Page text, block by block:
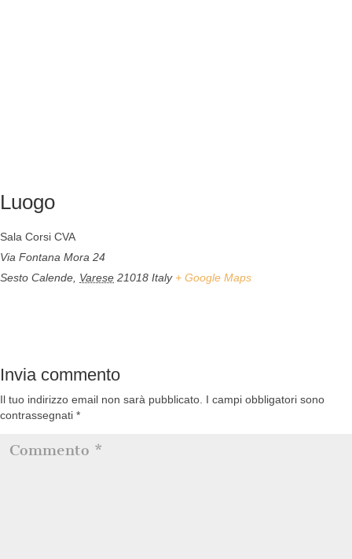
Luogo
Sala Corsi CVA
Via Fontana Mora 24
Sesto Calende Varese 21018 Italy + Google Maps
Invia commento
Il tuo indirizzo email non sarà pubblicato. I campi obbligatori sono
contrassegnati *